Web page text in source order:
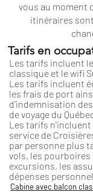
vous au moment
itinéraires
Tarifs en
Les tarifs incluent
classique et le wifi
Les tarifs incluent
les frais de port
d'indemnisation
de voyage du
Les tarifs n'incluent
service de
par personne plus
vols, les pourboires
excursions, les
dépenses
Cabine avec balcon